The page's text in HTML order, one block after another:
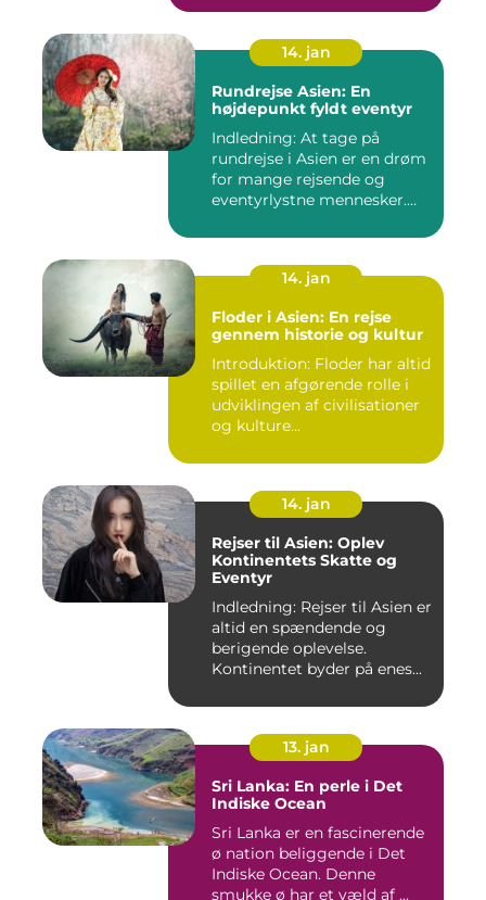
14. jan
Rundrejse Asien: En
højdepunkt fyldt eventyr
Indledning: At tage på
rundrejse i Asien er en drøm
for mange rejsende og
eventyrlystne mennesker.
14. jan
Floder i Asien: En rejse
gennem historie og kultur
Introduktion: Floder har altid
spillet en afgørende rolle i
udviklingen af civilisationer
og kulture...
14. jan
Rejser til Asien: Oplev
Kontinentets Skatte og
Eventyr
Indledning: Rejser til Asien er
altid en spændende og
berigende oplevelse.
Kontinentet byder på enes...
13. jan
Sri Lanka: En perle i Det
Indiske Ocean
Sri Lanka er en fascinerende
ø nation beliggende i Det
Indiske Ocean. Denne
smukke ø har et væld af ...